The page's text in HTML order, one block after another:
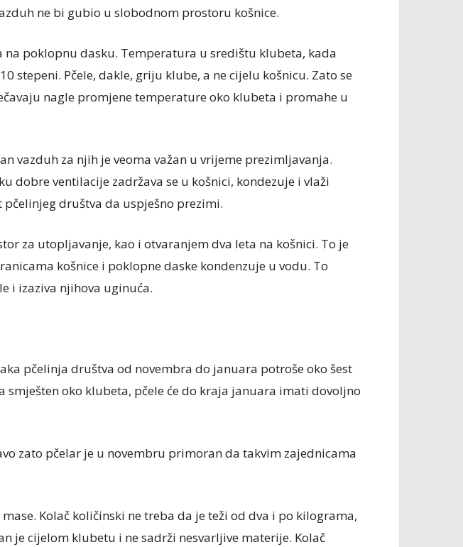
ne bi gubio u slobodnom prostoru košnice.
poklopnu dasku. Temperatura u središtu klubeta, kada
stepeni. Pčele, dakle, griju klube, a ne cijelu košnicu. Zato se
nagle promjene temperature oko klubeta i promahe u
vazduh za njih je veoma važan u vrijeme prezimljavanja.
dobre ventilacije zadržava se u košnici, kondezuje i vlaži
pčelinjeg društva da uspješno prezimi.
za utopljavanje, kao i otvaranjem dva leta na košnici. To je
košnice i poklopne daske kondenzuje u vodu. To
i izaziva njihova uginuća.
pčelinja društva od novembra do januara potroše oko šest
oko klubeta, pčele će do kraja januara imati dovoljno
zato pčelar je u novembru primoran da takvim zajednicama
Kolač količinski ne treba da je teži od dva i po kilograma,
je cijelom klubetu i ne sadrži nesvarljive materije. Kolač